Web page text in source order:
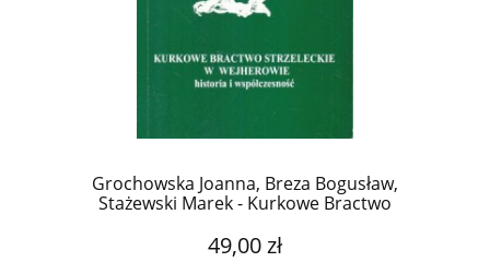
Grochowska Joanna, Breza Bogusław,
Stażewski Marek - Kurkowe Bractwo
współczesność.
49,00 zł